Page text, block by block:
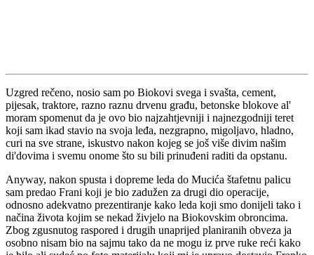
Uzgred rečeno, nosio sam po Biokovi svega i svašta, cement,
pijesak, traktore, razno raznu drvenu građu, betonske blokove al'
moram spomenut da je ovo bio najzahtjevniji i najnezgodniji teret
koji sam ikad stavio na svoja leđa, nezgrapno, migoljavo, hladno,
curi na sve strane, iskustvo nakon kojeg se još više divim našim
di'dovima i svemu onome što su bili prinuđeni raditi da opstanu.
Anyway, nakon spusta i dopreme leda do Mucića štafetnu palicu
sam predao Frani koji je bio zadužen za drugi dio operacije,
odnosno adekvatno prezentiranje kako leda koji smo donijeli tako i
načina života kojim se nekad živjelo na Biokovskim obroncima.
Zbog zgusnutog raspored i drugih unaprijed planiranih obveza ja
osobno nisam bio na sajmu tako da ne mogu iz prve ruke reći kako